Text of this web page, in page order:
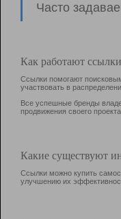
Часто
Как работают
Ссылки помогают
участвовать в
Все успешные бренды
продвижения своего
Какие существуют
Ссылки можно купить
улучшению их